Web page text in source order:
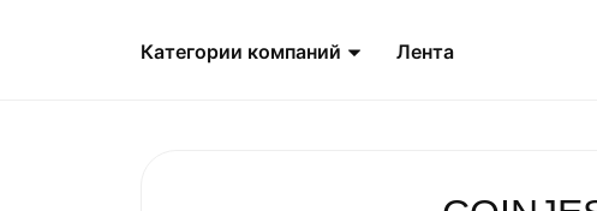
Категории компаний Лента